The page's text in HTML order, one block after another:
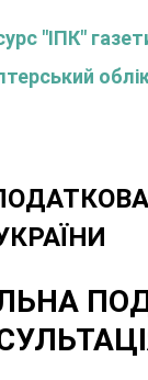
"ІПК"